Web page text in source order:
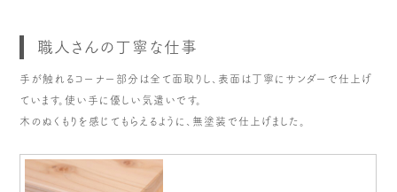
職人さんの丁寧な仕事
手が触れるコーナー部分は全て面取りし、表面は丁寧にサンダーで仕上げ
ています。使い手に優しい気遣いです。
木のぬくもりを感じてもらえるように、無塗装で仕上げました。